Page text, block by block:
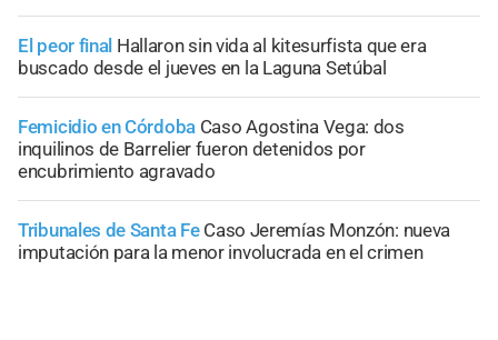
El peor final Hallaron sin vida al kitesurfista que era
buscado desde el jueves en la Laguna Setúbal
Femicidio en Córdoba Caso Agostina Vega: dos
inquilinos de Barrelier fueron detenidos por
encubrimiento agravado
Tribunales de Santa Fe Caso Jeremías Monzón: nueva
imputación para la menor involucrada en el crimen